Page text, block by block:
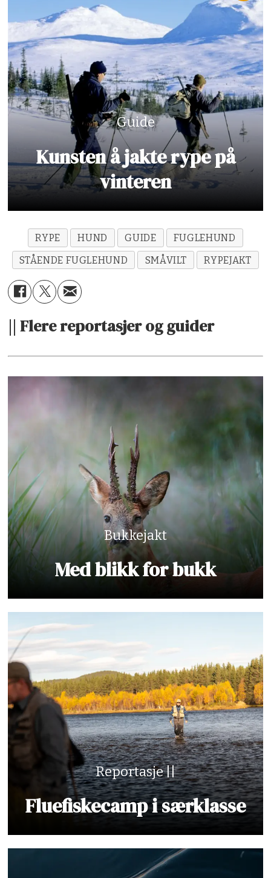
Guide
Kunsten å jakte rype på
vinteren
RYPE HUND GUIDE
FUGLEHUND
STÅENDE FUGLEHUND
SMÅVILT RYPEJAKT
|| Flere reportasjer og guider
Bukkejakt
Med blikk for bukk
Reportasje ||
Fluefiskecamp i særklasse